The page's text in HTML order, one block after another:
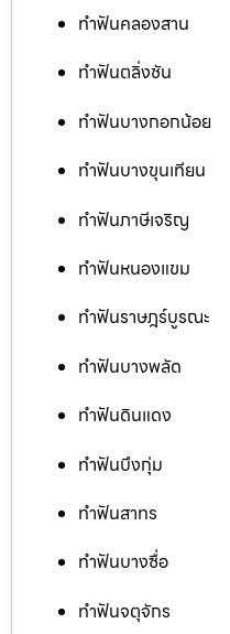
ทำฟันคลองสาน
ทำฟันตลิ่งชัน
ทำฟันบางกอกน้อย
ทำฟันบางขุนเทียน
ทำฟันภาษีเจริญ
ทำฟันหนองแขม
ทำฟันราษฎร์บูรณะ
ทำฟันบางพลัด
ทำฟันดินแดง
ทำฟันบึงกุ่ม
ทำฟันสาทร
ทำฟันบางซื่อ
ทำฟันจตุจักร